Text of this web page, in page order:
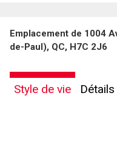
Emplacement de 1004
de-Paul), QC, H7C 2J6
Style de vie